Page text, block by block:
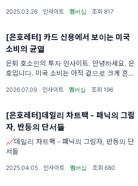
2025.03.26 · 인사이트 · 멤버십 · 조회 817
[은호레터] 카드 신용에서 보이는 미국
소비의 균열
은퇴 호소인의 투자 인사이트. 안녕하세요. 은
호입니다. 미국 소비는 아직 겉으로 크게 흔들
식시장도 소비 둔화를 크게 가격에 반영하지 않
2026.07.09 · 인사이트 · 멤버십 · 조회 196
[은호레터]데일리 차트팩 - 패닉의 그림
자, 반등의 단서들
📈데일리 차트팩 - 패닉의 그림자, 반등의 단
서들
2025.04.05 · 인사이트 · 멤버십 · 조회 680